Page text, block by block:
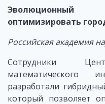
Эволюционный
оптимизировать
Российская академия
Сотрудники
математического
разработали
который позволяет